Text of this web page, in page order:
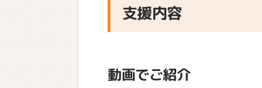
支援内容
動画でご紹介